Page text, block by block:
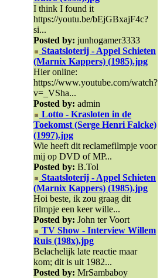
I think I found it
https://youtu.be/bEjGBxajF4c?
si...
Posted by: junhogamer3333
Staatsloterij - Appel Schieten
(Marnix Kappers) (1985).jpg
Hier online:
https://www.youtube.com/watch?
v=_VSha...
Posted by: admin
Lotto - Krasloten in de
Toekomst (Serge Henri Falcke)
(1997).jpg
Wie heeft dit reclamefilmpje voor
mij op DVD of MP...
Posted by: B.Tol
Staatsloterij - Appel Schieten
(Marnix Kappers) (1985).jpg
Hoi beste, ik zou graag dit
filmpje een keer wille...
Posted by: John ter Voort
TV Show - Interview Willem
Ruis (198x).jpg
Belachelijk late reactie maar
kom; dit is uit 1982...
Posted by: MrSambaboy